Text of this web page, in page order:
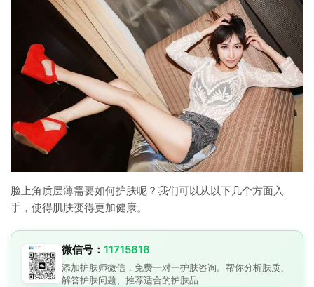
脸上角质层薄需要如何护肤呢？我们可以从以下几个方面入
手，使得肌肤变得更加健康。
微信号： 11715616
添加护肤师微信，免费一对一护肤咨询。帮你分析肤质、
解答护肤问题、推荐适合的护肤品